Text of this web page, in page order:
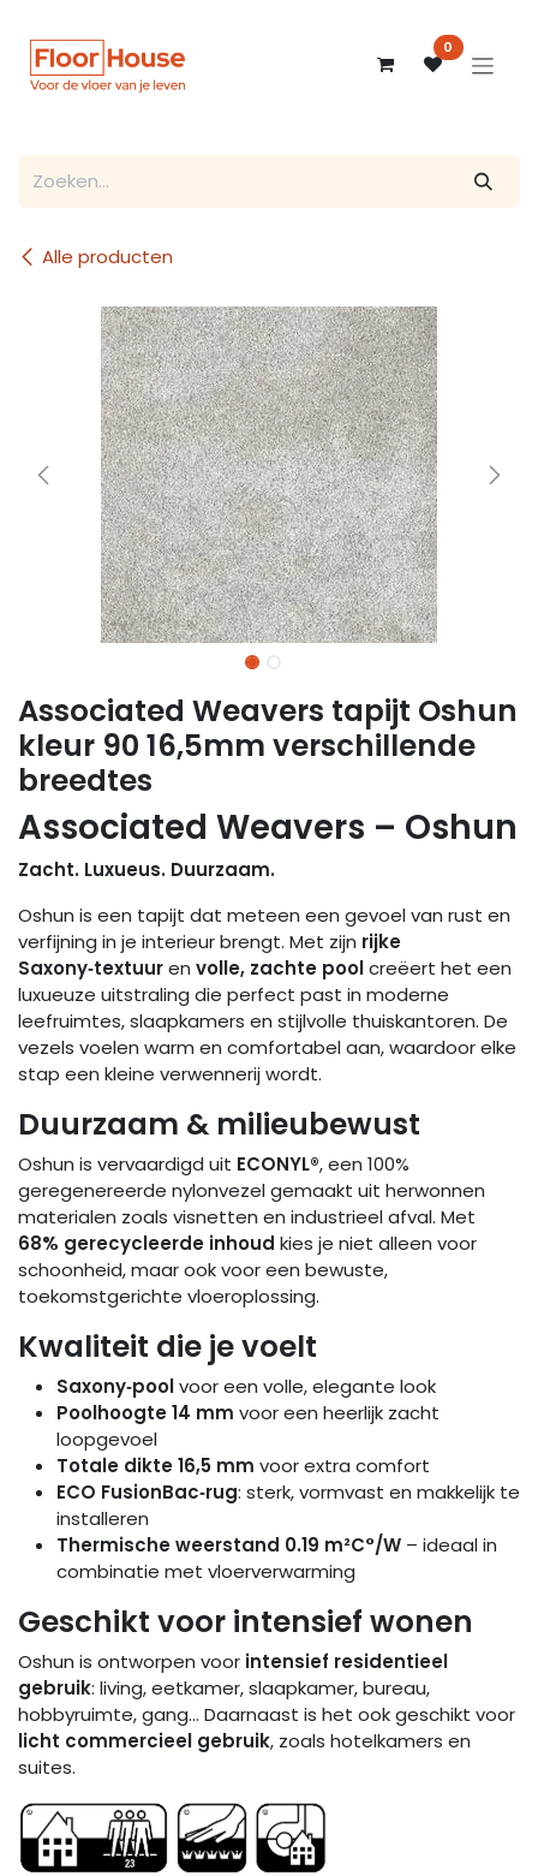
0
Alle producten
Associated Weavers tapijt Oshun
kleur 90 16,5mm verschillende
breedtes
Associated Weavers – Oshun
Zacht. Luxueus. Duurzaam.
Oshun is een tapijt dat meteen een gevoel van rust en
verfijning in je interieur brengt. Met zijn rijke
Saxony‑textuuren volle, zachte poolcreëert het een
luxueuze uitstraling die perfect past in moderne
leefruimtes, slaapkamers en stijlvolle thuiskantoren. De
vezels voelen warm en comfortabel aan, waardoor elke
stap een kleine verwennerij wordt.
Duurzaam & milieubewust
Oshun is vervaardigd uit ECONYL®, een 100%
geregenereerde nylonvezel gemaakt uit herwonnen
materialen zoals visnetten en industrieel afval. Met
68% gerecycleerde inhoud kies je niet alleen voor
schoonheid, maar ook voor een bewuste,
toekomstgerichte vloeroplossing.
Kwaliteit die je voelt
Saxony‑poolvoor een volle, elegante look
Poolhoogte 14 mm voor een heerlijk zacht
loopgevoel
Totale dikte 16,5 mm voor extra comfort
ECO FusionBac‑rug: sterk, vormvast en makkelijk te
installeren
Thermische weerstand 0.19 m²C°/W – ideaal in
combinatie met vloerverwarming
Geschikt voor intensief wonen
Oshun is ontworpen voor intensief residentieel
gebruik: living, eetkamer, slaapkamer, bureau,
hobbyruimte, gang… Daarnaast is het ook geschikt voor
licht commercieel gebruik, zoals hotelkamers en
suites.